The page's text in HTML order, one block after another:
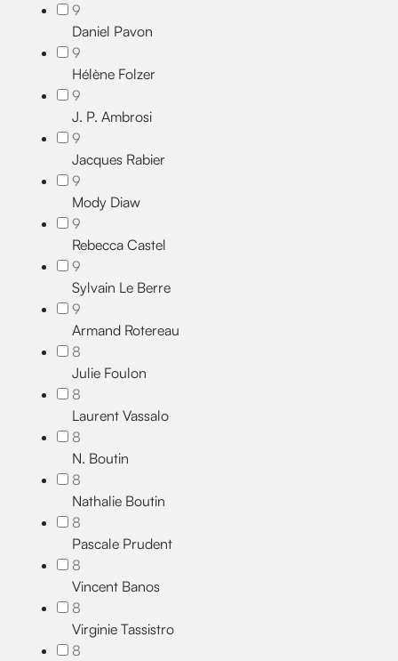
9
Daniel Pavon
9
Hélène Folzer
9
J. P. Ambrosi
9
Jacques Rabier
9
Mody Diaw
9
Rebecca Castel
9
Sylvain Le Berre
9
Armand Rotereau
8
Julie Foulon
8
Laurent Vassalo
8
N. Boutin
8
Nathalie Boutin
8
Pascale Prudent
8
Vincent Banos
8
Virginie Tassistro
8